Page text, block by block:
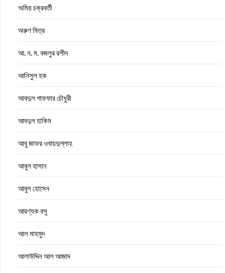
অমিয় চক্রবর্তী
অরুণ মিত্র
আ. ন. ম. বজলুর রশীদ
আনিসুল হক
আবদুল গাফফার চৌধুরী
আবদুল হাকিম
আবু জাফর ওবায়দুল্লাহ
আবুল হাসান
আবুল হোসেন
আরণ্যক বসু
আল মাহমুদ
আলাউদ্দিন আল আজাদ